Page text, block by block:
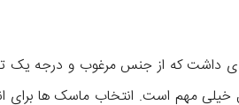
داشت که از جنس مرغوب و درجه یک
خیلی مهم است. انتخاب ماسک ها